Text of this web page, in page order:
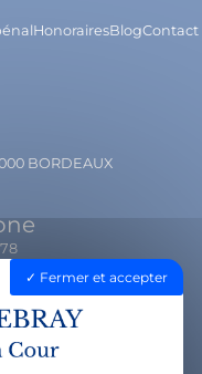
HonorairesBlogContact
BORDEAUX
Fermer et accepter